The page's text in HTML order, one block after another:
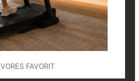
VORES FAVORIT